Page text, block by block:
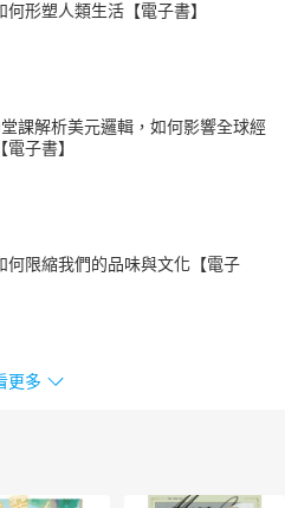
形塑人類生活【電子書】
課解析美元邏輯，如何影響全球經
子書】
何限縮我們的品味與文化【電子
更多